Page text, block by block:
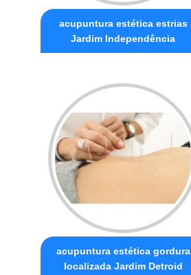
acupuntura estética estrias
Jardim Independência
acupuntura estética gordura
localizada Jardim Detroid